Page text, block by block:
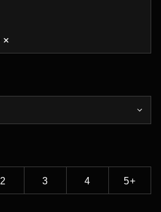
2 3 4 5+